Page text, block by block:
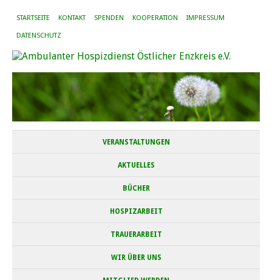
STARTSEITE KONTAKT SPENDEN KOOPERATION IMPRESSUM
DATENSCHUTZ
VERANSTALTUNGEN
AKTUELLES
BÜCHER
HOSPIZARBEIT
TRAUERARBEIT
WIR ÜBER UNS